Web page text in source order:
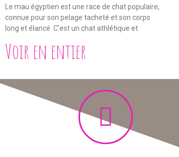
Le mau égyptien est une race de chat populaire,
connue pour son pelage tacheté et son corps
long et élancé. C’est un chat athlétique et
Voir en entier